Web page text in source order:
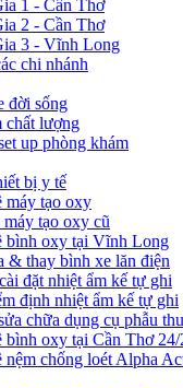
1 - Cần Thơ
2 - Cần Thơ
3 - Vĩnh Long
chi nhánh
đời sống
chất lượng
up phòng khám
bị y tế
máy tạo oxy
tạo oxy cũ
bình oxy tại Vĩnh Long
& thay bình xe lăn điện
đặt nhiệt ẩm kế tự ghi
định nhiệt ẩm kế tự ghi
chữa dụng cụ phẫu
bình oxy tại Cần Thơ 24/
nệm chống loét Alpha